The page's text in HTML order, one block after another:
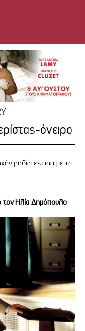
όνειρο
ρολίστες που με το
τον Ηλία Δημόπουλο